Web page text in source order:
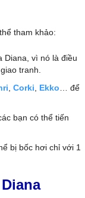
tham khảo:
Diana, vì nó là điều
tranh.
Corki Ekko … để
bạn có thể tiến
bị bốc hơi chỉ với 1